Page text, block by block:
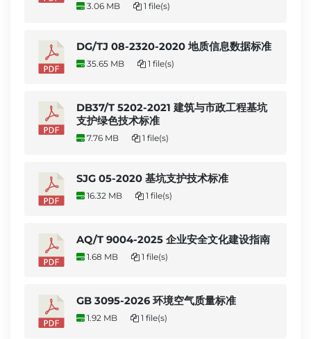
3.06 MB 1 file(s)
DG/TJ 08-2320-2020 地质信息数据标准
35.65 MB 1 file(s)
DB37/T 5202-2021 建筑与市政工程基坑
支护绿色技术标准
7.76 MB 1 file(s)
SJG 05-2020 基坑支护技术标准
16.32 MB 1 file(s)
AQ/T 9004-2025 企业安全文化建设指南
1.68 MB 1 file(s)
GB 3095-2026 环境空气质量标准
1.92 MB 1 file(s)